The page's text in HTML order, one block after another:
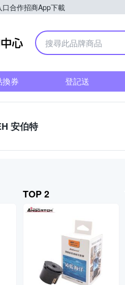
合作招商App下載
Yahoo購物中心
換券 登記送
安伯特
TOP 2